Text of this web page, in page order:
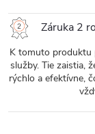
Záruka 2
K tomuto produktu
služby. Tie zaistia,
rýchlo a efektívne,